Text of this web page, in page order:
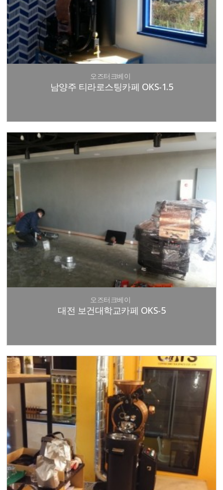
오즈터크베이
남양주 티라로스팅카페 OKS-1.5
오즈터크베이
대전 보건대학교카페 OKS-5